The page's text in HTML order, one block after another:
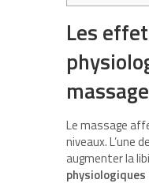
Les
Le massage
niveaux. L’une
augmenter la